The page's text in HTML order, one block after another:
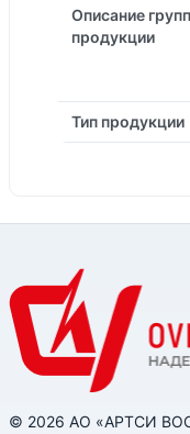
Описание
продукции
Тип продукции
© 2026 АО «АРТСИ